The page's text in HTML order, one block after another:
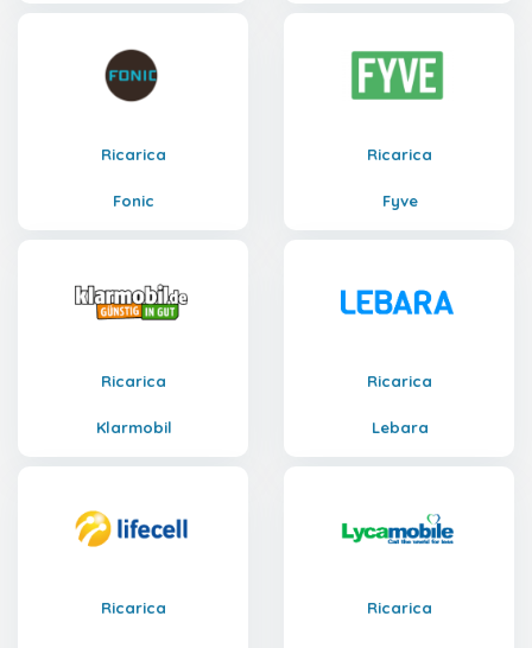
Ricarica
Fonic
Ricarica
Fyve
Ricarica
Klarmobil
Ricarica
Lebara
Ricarica Ricarica